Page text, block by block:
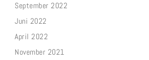
September 2022
Juni 2022
April 2022
November 2021